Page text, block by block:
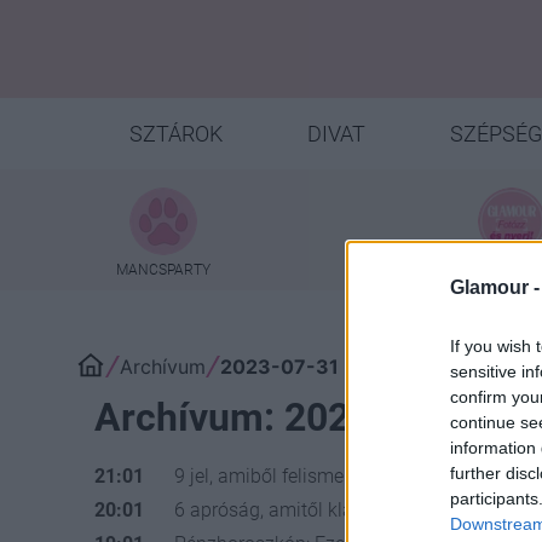
Glamour -
If you wish
sensitive
confirm
continue
information
further
SZTÁROK DIVAT SZÉPSÉG
MANCSPARTY
Archívum 2023-07-31
Archívum: 2023-07-31
21:01
9 jel, amiből felismered, ha valaki
20:01
6 apróság, amitől klasszisokkal jobb lesz